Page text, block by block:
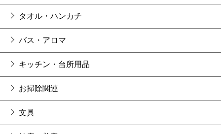
タオル・ハンカチ
バス・アロマ
キッチン・台所用品
お掃除関連
文具